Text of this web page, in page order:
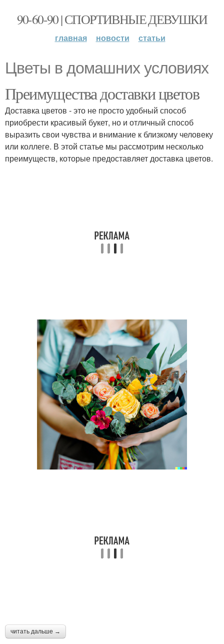
90-60-90 | СПОРТИВНЫЕ ДЕВУШКИ
главная новости статьи
Цветы в домашних условиях
Преимущества доставки цветов
Доставка цветов - это не просто удобный способ
приобрести красивый букет, но и отличный способ
выразить свои чувства и внимание к близкому человеку
или коллеге. В этой статье мы рассмотрим несколько
преимуществ, которые предоставляет доставка цветов.
читать дальше →